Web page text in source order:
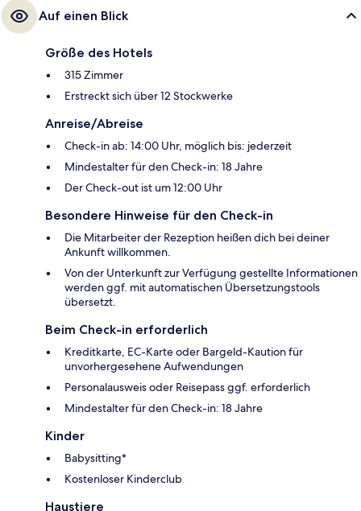
Auf einen Blick
Größe des Hotels
315 Zimmer
Erstreckt sich über 12 Stockwerke
Anreise/Abreise
Check-in ab: 14:00 Uhr, möglich bis: jederzeit
Mindestalter für den Check-in: 18 Jahre
Der Check-out ist um 12:00 Uhr
Besondere Hinweise für den Check-in
Die Mitarbeiter der Rezeption heißen dich bei deiner
Ankunft willkommen.
Von der Unterkunft zur Verfügung gestellte Informationen
werden ggf. mit automatischen Übersetzungstools
übersetzt.
Beim Check-in erforderlich
Kreditkarte, EC-Karte oder Bargeld-Kaution für
unvorhergesehene Aufwendungen
Personalausweis oder Reisepass ggf. erforderlich
Mindestalter für den Check-in: 18 Jahre
Kinder
Babysitting*
Kostenloser Kinderclub
Haustiere